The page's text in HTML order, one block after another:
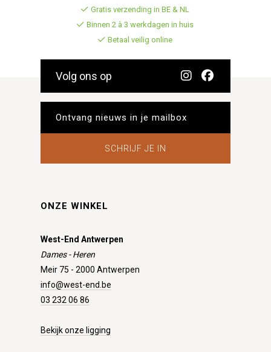
Gratis verzending in BE & NL
Binnen 2 à 3 werkdagen in huis
Betaal veilig online
Volg ons op
SCHRIJF JE IN
ONZE WINKEL
West-End Antwerpen
Dames - Heren
Meir 75 - 2000 Antwerpen
info@west-end.be
03 232 06 86
Bekijk onze ligging